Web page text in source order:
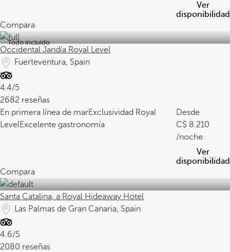
Ver
disponibilidad
Compara
Todo incluido
Occidental Jandía Royal Level
Fuerteventura, Spain
4.4/5
2682 reseñas
En primera línea de marExclusividad Royal
LevelExcelente gastronomía
Desde
8.210
/noche
Ver
disponibilidad
Compara
Santa Catalina, a Royal Hideaway Hotel
Las Palmas de Gran Canaria, Spain
4.6/5
2080 reseñas